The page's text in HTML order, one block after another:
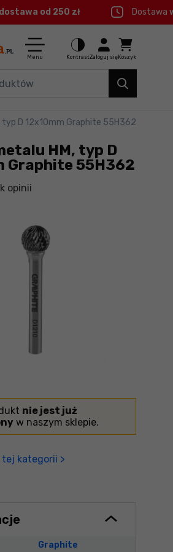
główne
o produkcie
informacje
Stopka
strony
dostawa od 250 zł Dostawa
Menu KontrastZaloguj się Koszyk
typ D 12x10mm Graphite 55H362
HM, typ D
Graphite 55H362
opinii
nie jest już
w naszym sklepie.
kategorii >
Graphite